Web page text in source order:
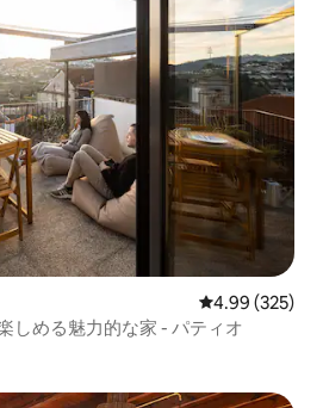
です。
レビュー325
4.99 (325)
しめる魅力的な家 - パティオ